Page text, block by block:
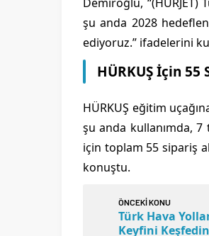
şu anda 2028
ediyoruz.” ifadelerini
HÜRKUŞ İçin 55
HÜRKUŞ eğitim
şu anda kullanımda, 7
için toplam 55 sipariş
konuştu.
ÖNCEKİ KONU
Türk Hava
Keyfini Keşfedin